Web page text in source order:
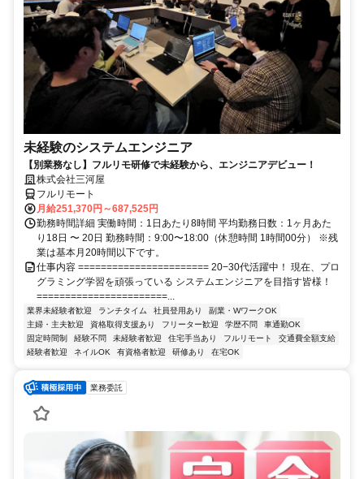
未経験のシステムエンジニア
【別業務なし】フルリモ研修で未経験から、エンジニアデビュー！
株式会社三河屋
フルリモート
月給251,370円～687,525円
勤務時間詳細 実働時間：1日あたり8時間 平均勤務日数：1ヶ月あた
り18日 〜 20日 勤務時間：9:00〜18:00（休憩時間 1時間00分） ※残
業は基本月20時間以下です。
仕事内容 ======================= 20−30代活躍中！ 現在、プロ
グラミング学習を頑張っている システムエンジニアを目指す皆様！
=======================...
業界未経験者歓迎 ランチタイム 社員登用あり
副業・WワークOK
主婦・主夫歓迎
資格取得支援あり フリーター歓迎 学歴不問
車通勤OK
固定時間制
経験不問 未経験者歓迎 住宅手当あり フルリモート
交通費全額支給
経験者歓迎
ネイルOK 有資格者歓迎 研修あり 在宅OK
業務委託